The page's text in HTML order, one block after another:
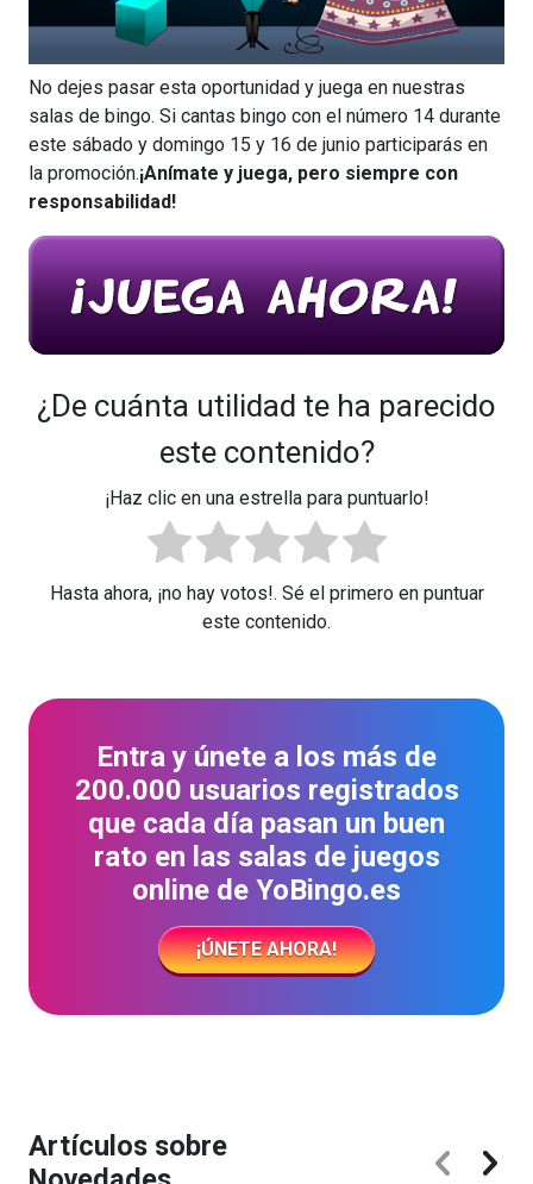
No dejes pasar esta oportunidad y juega en nuestras
salas de bingo. Si cantas bingo con el número 14 durante
este sábado y domingo 15 y 16 de junio participarás en
la promoción.¡Anímate y juega, pero siempre con
responsabilidad!
¿De cuánta utilidad te ha parecido
este contenido?
¡Haz clic en una estrella para puntuarlo!
Hasta ahora, ¡no hay votos!. Sé el primero en puntuar
este contenido.
Entra y únete a los más de
200.000 usuarios registrados
que cada día pasan un buen
rato en las salas de juegos
online de YoBingo.es
¡ÚNETE AHORA!
Artículos sobre